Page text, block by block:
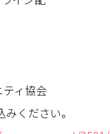
ィ協会
ください。